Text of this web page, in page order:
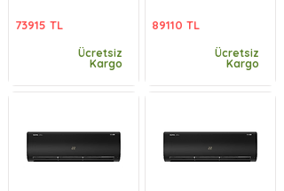
73915 TL
Ücretsiz
Kargo
89110 TL
Ücretsiz
Kargo